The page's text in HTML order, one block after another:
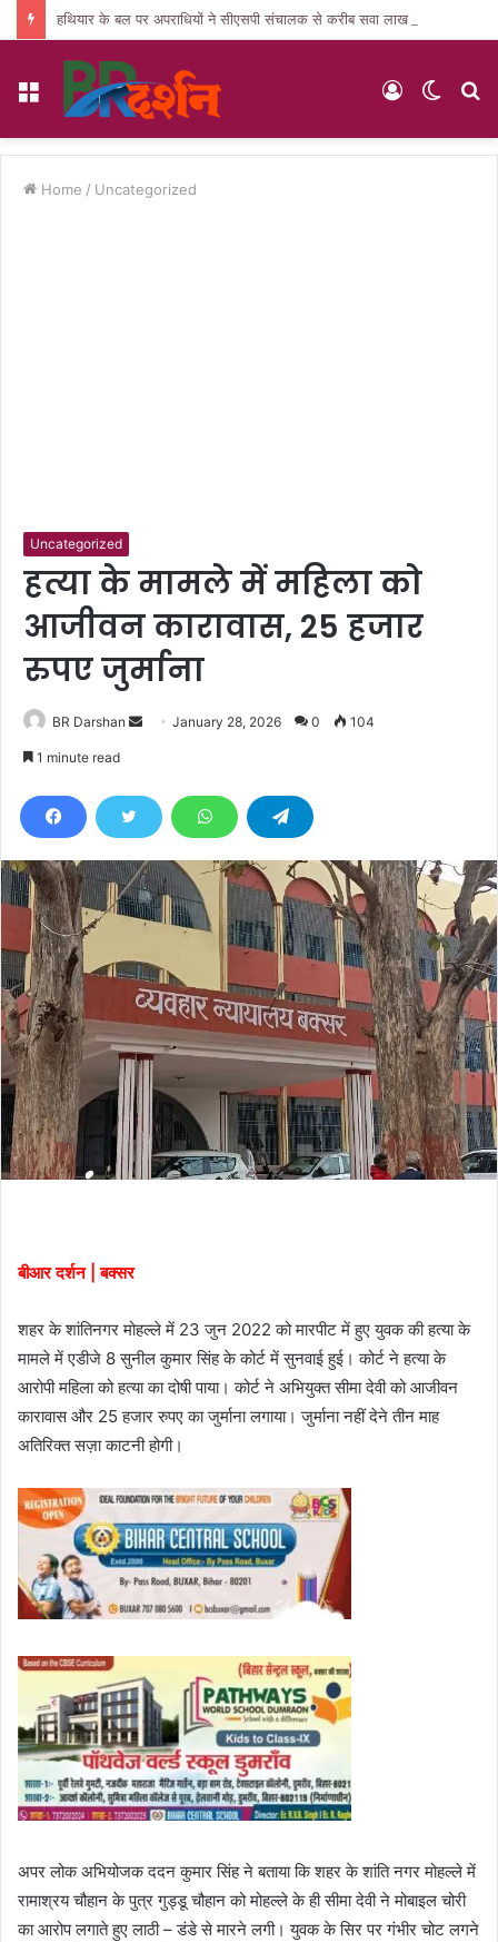
Menu
Switch
Log
Home / Uncategorized
Uncategorized
हत्या के मामले में महिला को
आजीवन कारावास, 25 हजार
रुपए जुर्माना
BR Darshan
d
e
m
i
l
January 28, 2026 0 104
1 minute read
बीआर दर्शन | बक्सर
शहर के शांतिनगर मोहल्ले में 23 जुन 2022 को मारपीट में हुए युवक की हत्या के
मामले में एडीजे 8 सुनील कुमार सिंह के कोर्ट में सुनवाई हुई। कोर्ट ने हत्या के
आरोपी महिला को हत्या का दोषी पाया। कोर्ट ने अभियुक्त सीमा देवी को आजीवन
कारावास और 25 हजार रुपए का जुर्माना लगाया। जुर्माना नहीं देने तीन माह
अतिरिक्त सज़ा काटनी होगी।
अपर लोक अभियोजक ददन कुमार सिंह ने बताया कि शहर के शांति नगर मोहल्ले में
रामाश्रय चौहान के पुत्र गुड्डू चौहान को मोहल्ले के ही सीमा देवी ने मोबाइल चोरी
का आरोप लगाते हुए लाठी – डंडे से मारने लगी। युवक के सिर पर गंभीर चोट लगने